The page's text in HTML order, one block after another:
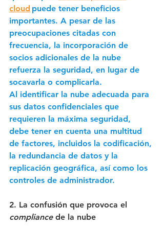
cloud puede tener beneficios
importantes. A pesar de las
preocupaciones citadas con
frecuencia, la incorporación de
socios adicionales de la nube
refuerza la seguridad, en lugar de
socavarla o complicarla.
Al identificar la nube adecuada para
sus datos confidenciales que
requieren la máxima seguridad,
debe tener en cuenta una multitud
de factores, incluidos la codificación,
la redundancia de datos y la
replicación geográfica, así como los
controles de administrador.
2. La confusión que provoca el
compliance de la nube